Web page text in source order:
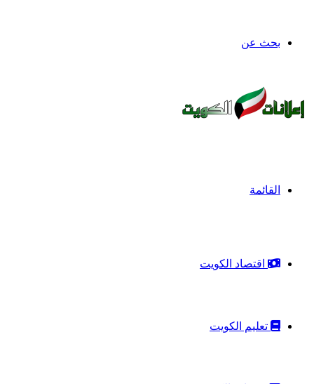
بحث عن
القائمة
اقتصاد الكويت
تعليم الكويت